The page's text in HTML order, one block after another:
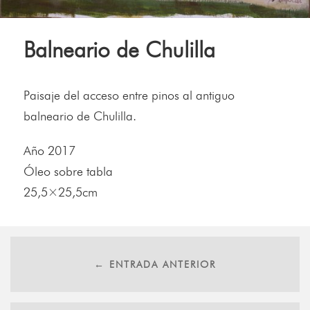
Balneario de Chulilla
Paisaje del acceso entre pinos al antiguo
balneario de Chulilla.
Año 2017
Óleo sobre tabla
25,5×25,5cm
← ENTRADA ANTERIOR